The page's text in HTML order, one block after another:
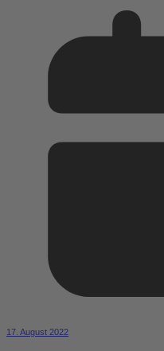
17. August 2022